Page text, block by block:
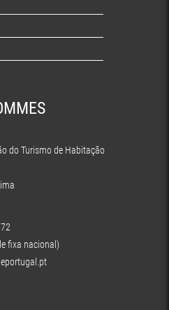
do Turismo de Habitação
fixa nacional)